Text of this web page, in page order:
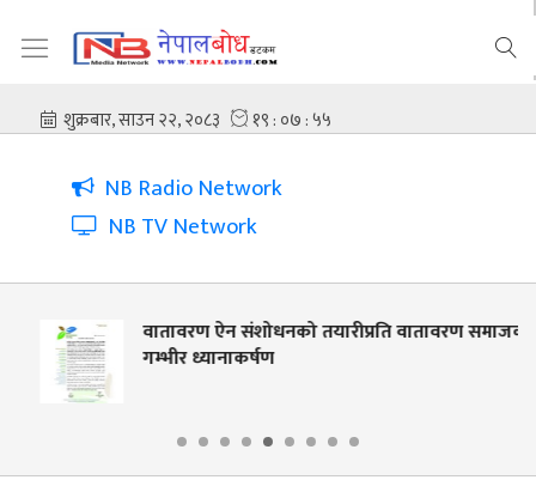
NB Radio Network
NB TV Network
वातावरण ऐन संशोधनको तयारीप्रति वातावरण समाजको
गम्भीर ध्यानाकर्षण